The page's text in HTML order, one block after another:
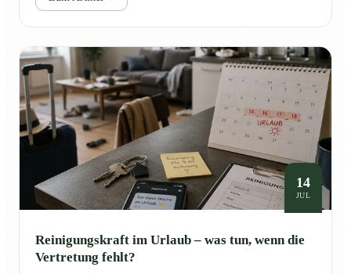
14
JUL
Reinigungskraft im Urlaub – was tun, wenn die
Vertretung fehlt?